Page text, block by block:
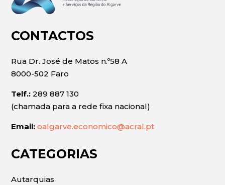
CONTACTOS
Rua Dr. José de Matos n.º58 A
8000-502 Faro
Telf.: 289 887 130
(chamada para a rede fixa nacional)
Email: oalgarve.economico@acral.pt
CATEGORIAS
Autarquias